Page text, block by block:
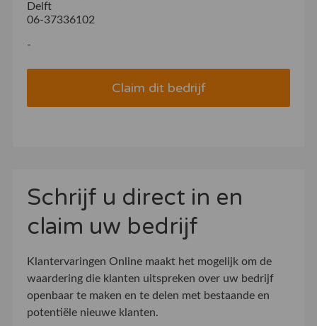
Delft
06-37336102
-
Claim dit bedrijf
Schrijf u direct in en
claim uw bedrijf
Klantervaringen Online maakt het mogelijk om de
waardering die klanten uitspreken over uw bedrijf
openbaar te maken en te delen met bestaande en
potentiële nieuwe klanten.